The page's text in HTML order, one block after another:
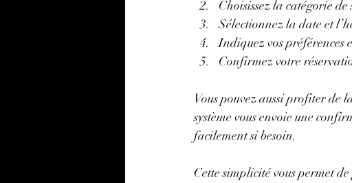
Choisissez la catégorie
Sélectionnez la date et
Indiquez vos préférences
Confirmez votre
Vous pouvez aussi profiter de
système vous envoie une
facilement si besoin.
Cette simplicité vous permet